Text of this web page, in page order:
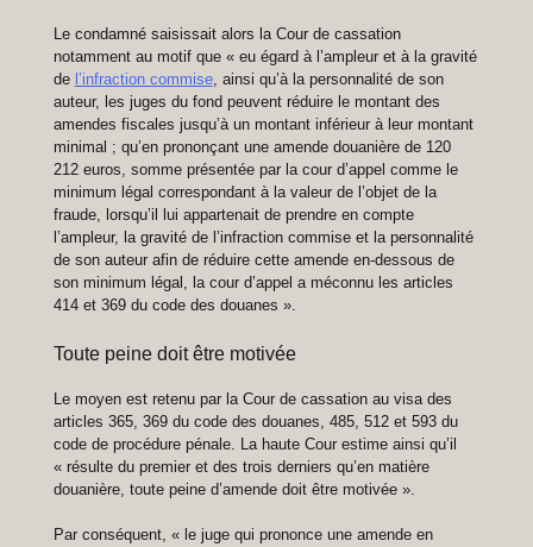
Le condamné saisissait alors la Cour de cassation
notamment au motif que « eu égard à l’ampleur et à la gravité
de l’infraction commise, ainsi qu’à la personnalité de son
auteur, les juges du fond peuvent réduire le montant des
amendes fiscales jusqu’à un montant inférieur à leur montant
minimal ; qu’en prononçant une amende douanière de 120
212 euros, somme présentée par la cour d’appel comme le
minimum légal correspondant à la valeur de l’objet de la
fraude, lorsqu’il lui appartenait de prendre en compte
l’ampleur, la gravité de l’infraction commise et la personnalité
de son auteur afin de réduire cette amende en-dessous de
son minimum légal, la cour d’appel a méconnu les articles
414 et 369 du code des douanes ».
Toute peine doit être motivée
Le moyen est retenu par la Cour de cassation au visa des
articles 365, 369 du code des douanes, 485, 512 et 593 du
code de procédure pénale. La haute Cour estime ainsi qu’il
« résulte du premier et des trois derniers qu’en matière
douanière, toute peine d’amende doit être motivée ».
Par conséquent, « le juge qui prononce une amende en